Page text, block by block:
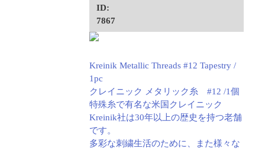
ID:
7867
Kreinik Metallic Threads #12 Tapestry /
1pc
クレイニック メタリック糸 #12 /1個
特殊糸で有名な米国クレイニック
Kreinik社は30年以上の歴史を持つ老舗
です。
多彩な刺繍生活のために、また様々な